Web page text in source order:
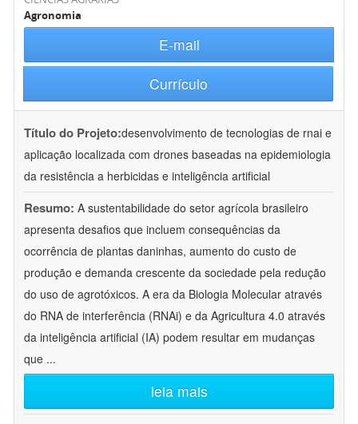
Agronomia
E-mail
Currículo
Título do Projeto:desenvolvimento de tecnologias de rnai e
aplicação localizada com drones baseadas na epidemiologia
da resistência a herbicidas e inteligência artificial
Resumo: A sustentabilidade do setor agrícola brasileiro
apresenta desafios que incluem consequências da
ocorrência de plantas daninhas, aumento do custo de
produção e demanda crescente da sociedade pela redução
do uso de agrotóxicos. A era da Biologia Molecular através
do RNA de interferência (RNAi) e da Agricultura 4.0 através
da inteligência artificial (IA) podem resultar em mudanças
que ...
leia mais